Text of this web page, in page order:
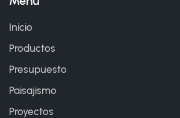
Inicio
Productos
Presupuesto
Paisajismo
Proyectos